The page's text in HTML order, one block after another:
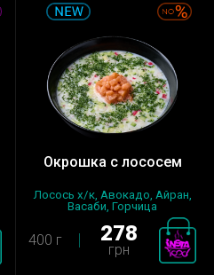
Окрошка с лососем
Лосось х/к, Авокадо, Айран,
Васаби, Горчица
400 г 278
грн